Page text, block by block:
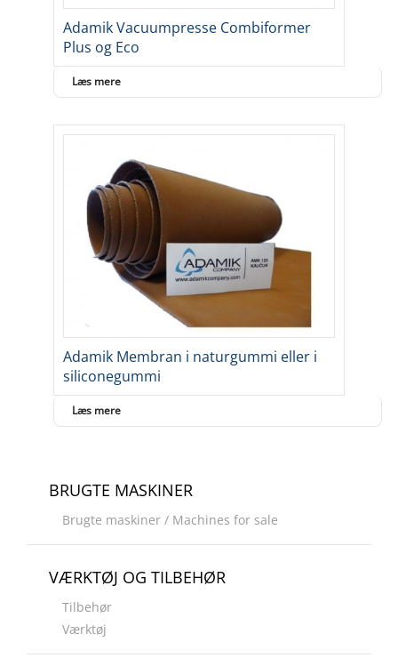
Adamik Vacuumpresse Combiformer
Plus og Eco
Læs mere
Adamik Membran i naturgummi eller i
siliconegummi
Læs mere
BRUGTE MASKINER
Brugte maskiner / Machines for sale
VÆRKTØJ OG TILBEHØR
Tilbehør
Værktøj